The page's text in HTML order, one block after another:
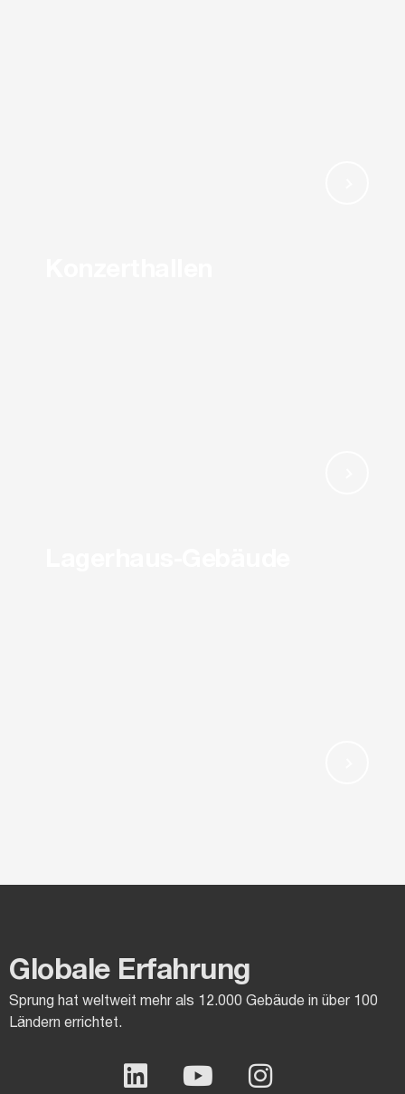
Globale Erfahrung
Sprung hat weltweit mehr als 12.000 Gebäude in über 100
Ländern errichtet.